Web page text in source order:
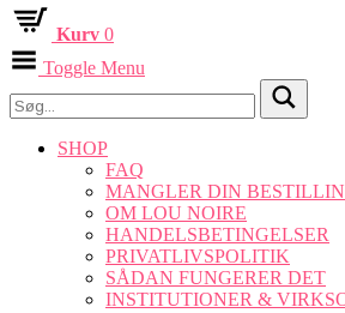
Kurv 0
Toggle Menu
SHOP
FAQ
MANGLER DIN
OM LOU NOIRE
HANDELSBETINGELSER
PRIVATLIVSPOLITIK
SÅDAN FUNGERER DET
INSTITUTIONER &